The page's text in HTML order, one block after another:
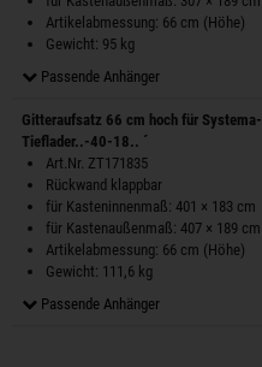
Artikelabmessung: 66 cm (Höhe)
Gewicht: 95 kg
Passende Anhänger
Gitteraufsatz 66 cm hoch für Systema-
Tieflader..-40-18.. ´
Art.Nr. ZT171835
Rückwand klappbar
für Kasteninnenmaß: 401 × 183 cm
für Kastenaußenmaß: 407 × 189 cm
Artikelabmessung: 66 cm (Höhe)
Gewicht: 111,6 kg
Passende Anhänger